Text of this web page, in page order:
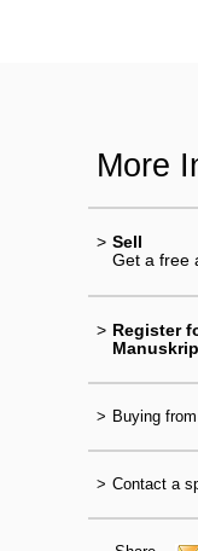
More
> Sell
Get a free
> Register
> Buying
> Contact a